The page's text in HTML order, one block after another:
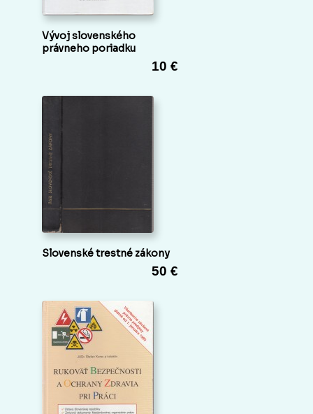
Vývoj slovenského
právneho poriadku
10 €
Slovenské trestné zákony
50 €